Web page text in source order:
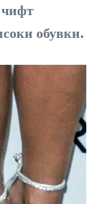
обувки.